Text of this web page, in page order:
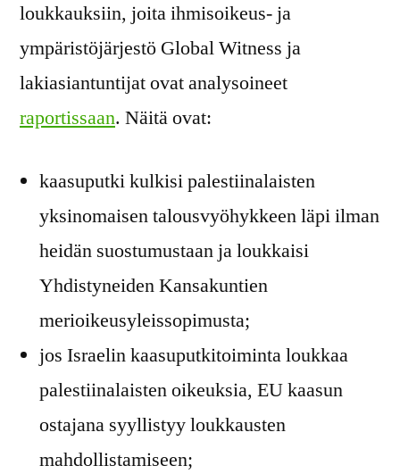
loukkauksiin, joita ihmisoikeus- ja
ympäristöjärjestö Global Witness ja
lakiasiantuntijat ovat analysoineet
raportissaan. Näitä ovat:
kaasuputki kulkisi palestiinalaisten
yksinomaisen talousvyöhykkeen läpi ilman
heidän suostumustaan ja loukkaisi
Yhdistyneiden Kansakuntien
merioikeusyleissopimusta;
jos Israelin kaasuputkitoiminta loukkaa
palestiinalaisten oikeuksia, EU kaasun
ostajana syyllistyy loukkausten
mahdollistamiseen;